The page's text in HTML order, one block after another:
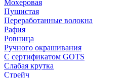
Мохеровая
Пушистая
Переработанные волокна
Рафия
Ровница
Ручного окрашивания
С сертификатом GOTS
Слабая крутка
Стрейч